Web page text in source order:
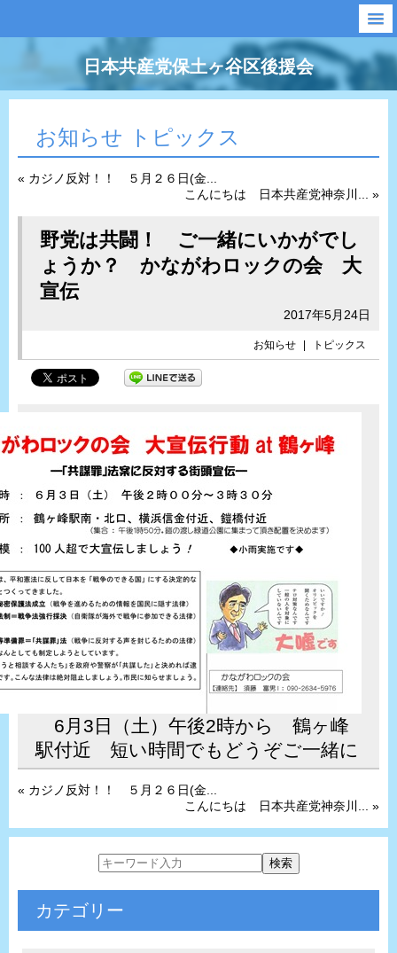
日本共産党保土ヶ谷区後援会
お知らせ トピックス
« カジノ反対！！ ５月２６日(金...
こんにちは 日本共産党神奈川... »
野党は共闘！ ご一緒にいかがでし
ょうか？ かながわロックの会 大
宣伝
2017年5月24日
お知らせ トピックス
6月3日（土）午後2時から 鶴ヶ峰
駅付近 短い時間でもどうぞご一緒に
« カジノ反対！！ ５月２６日(金...
こんにちは 日本共産党神奈川... »
カテゴリー